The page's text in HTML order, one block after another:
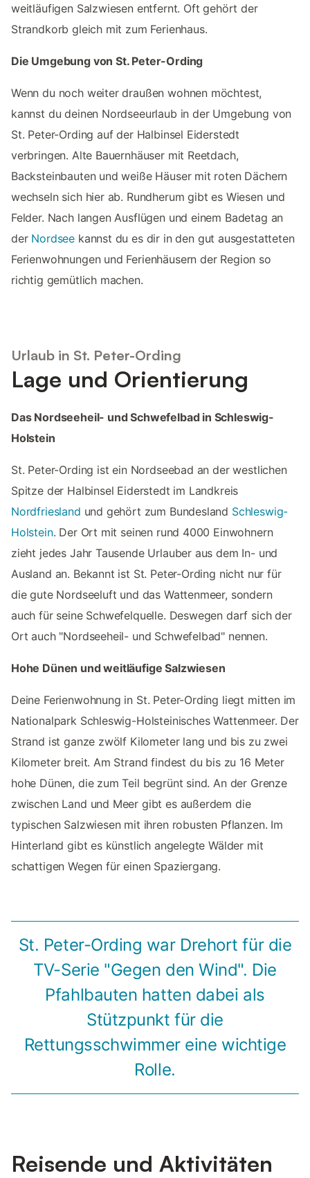
weitläufigen Salzwiesen entfernt. Oft gehört der
Strandkorb gleich mit zum Ferienhaus.
Die Umgebung von St. Peter-Ording
Wenn du noch weiter draußen wohnen möchtest,
kannst du deinen Nordseeurlaub in der Umgebung von
St. Peter-Ording auf der Halbinsel Eiderstedt
verbringen. Alte Bauernhäuser mit Reetdach,
Backsteinbauten und weiße Häuser mit roten Dächern
wechseln sich hier ab. Rundherum gibt es Wiesen und
Felder. Nach langen Ausflügen und einem Badetag an
der Nordsee kannst du es dir in den gut ausgestatteten
Ferienwohnungen und Ferienhäusern der Region so
richtig gemütlich machen.
Urlaub in St. Peter-Ording
Lage und Orientierung
Das Nordseeheil- und Schwefelbad in Schleswig-
Holstein
St. Peter-Ording ist ein Nordseebad an der westlichen
Spitze der Halbinsel Eiderstedt im Landkreis
Nordfriesland und gehört zum Bundesland Schleswig-
Holstein. Der Ort mit seinen rund 4000 Einwohnern
zieht jedes Jahr Tausende Urlauber aus dem In- und
Ausland an. Bekannt ist St. Peter-Ording nicht nur für
die gute Nordseeluft und das Wattenmeer, sondern
auch für seine Schwefelquelle. Deswegen darf sich der
Ort auch "Nordseeheil- und Schwefelbad" nennen.
Hohe Dünen und weitläufige Salzwiesen
Deine Ferienwohnung in St. Peter-Ording liegt mitten im
Nationalpark Schleswig-Holsteinisches Wattenmeer. Der
Strand ist ganze zwölf Kilometer lang und bis zu zwei
Kilometer breit. Am Strand findest du bis zu 16 Meter
hohe Dünen, die zum Teil begrünt sind. An der Grenze
zwischen Land und Meer gibt es außerdem die
typischen Salzwiesen mit ihren robusten Pflanzen. Im
Hinterland gibt es künstlich angelegte Wälder mit
schattigen Wegen für einen Spaziergang.
St. Peter-Ording war Drehort für die
TV-Serie "Gegen den Wind". Die
Pfahlbauten hatten dabei als
Stützpunkt für die
Rettungsschwimmer eine wichtige
Rolle.
Reisende und Aktivitäten